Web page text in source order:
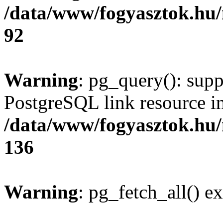
/data/www/
92
Warning: pg_query():
PostgreSQL link resource
/data/www/
136
Warning: pg_fetch_all()